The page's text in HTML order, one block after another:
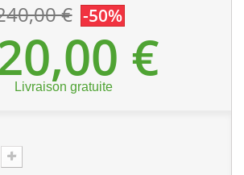
€ -50%
€
Livraison gratuite